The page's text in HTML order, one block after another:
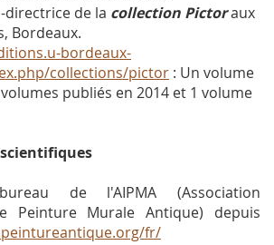
directrice de la collection Pictoraux
Bordeaux.
bordeaux-
collections/pictor : Un volume
publiés en 2014 et 1 volume
de l'AIPMA (Association
Peinture Murale Antique) depuis
fr/